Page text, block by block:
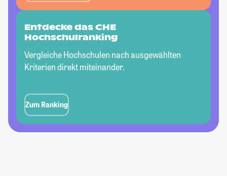
Entdecke das CHE
Hochschulranking
Vergleiche Hochschulen nach ausgewählten
Kriterien direkt miteinander.
Zum Ranking